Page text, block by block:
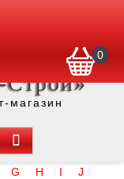
0
Строй»
магазин
G H I
J